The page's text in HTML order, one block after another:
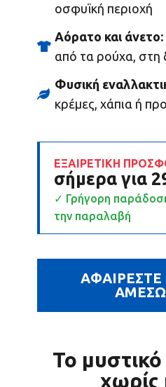
οσφυϊκή περιοχή
Αόρατο και άνετο:
από τα ρούχα, στη
Φυσική
κρέμες, χάπια ή
ΕΞΑΙΡΕΤΙΚΗ
σήμερα για
✓ Γρήγορη
την παραλαβή
Το
χωρίς